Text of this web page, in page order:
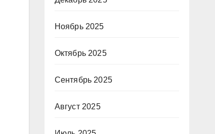
Ноябрь 2025
Октябрь 2025
Сентябрь 2025
Август 2025